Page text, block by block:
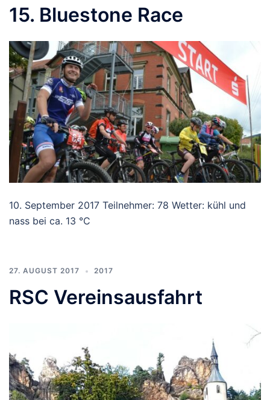
15. Bluestone Race
10. September 2017 Teilnehmer: 78 Wetter: kühl und
nass bei ca. 13 °C
27. AUGUST 2017 2017
RSC Vereinsausfahrt